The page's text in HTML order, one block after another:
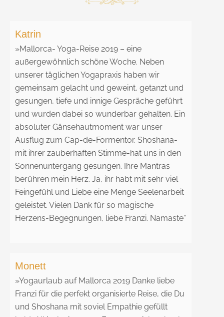
Katrin
»Mallorca- Yoga-Reise 2019 – eine
außergewöhnlich schöne Woche. Neben
unserer täglichen Yogapraxis haben wir
gemeinsam gelacht und geweint, getanzt und
gesungen, tiefe und innige Gespräche geführt
und wurden dabei so wunderbar gehalten. Ein
absoluter Gänsehautmoment war unser
Ausflug zum Cap-de-Formentor. Shoshana-
mit ihrer zauberhaften Stimme-hat uns in den
Sonnenuntergang gesungen. Ihre Mantras
berühren mein Herz. Ja, ihr habt mit sehr viel
Feingefühl und Liebe eine Menge Seelenarbeit
geleistet. Vielen Dank für so magische
Herzens-Begegnungen, liebe Franzi. Namaste“
Monett
»Yogaurlaub auf Mallorca 2019 Danke liebe
Franzi für die perfekt organisierte Reise, die Du
und Shoshana mit soviel Empathie gefüllt